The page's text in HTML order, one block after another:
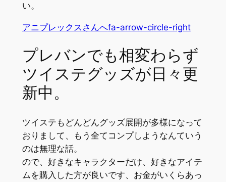
い。
アニプレックスさんへfa-arrow-circle-right
プレバンでも相変わらず
ツイステグッズが日々更
新中。
ツイステもどんどんグッズ展開が多様になって
おりまして、もう全てコンプしようなんていう
のは無理な話。
ので、好きなキャラクターだけ、好きなアイテ
ムを購入した方が良いです、お金がいくらあっ